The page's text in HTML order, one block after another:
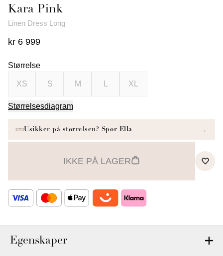
Kara Pink
Linen Dress Long
kr 6 999
Størrelse
XS S M XL
Størrelsesdiagram
IKKE PÅ LAGER
Egenskaper